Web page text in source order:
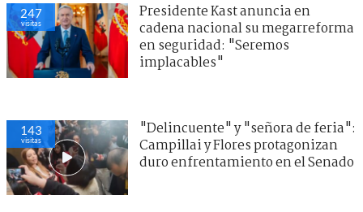
247
visitas
Presidente Kast anuncia en
cadena nacional su megarreforma
en seguridad: "Seremos
implacables"
143
visitas
"Delincuente" y "señora de feria":
Campillai y Flores protagonizan
duro enfrentamiento en el Senado